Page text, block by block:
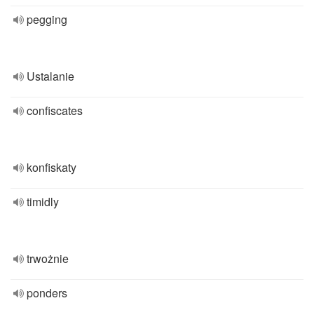
pegging
Ustalanie
confiscates
konfiskaty
timidly
trwożnie
ponders